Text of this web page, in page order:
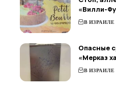
«Вилли-
В ИЗРАИЛЕ
Опасные
«Мерказ
В ИЗРАИЛЕ